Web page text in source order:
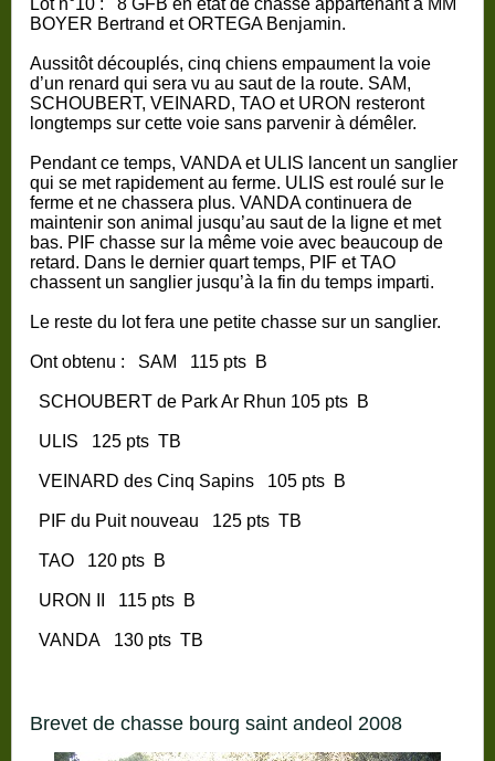
Lot n°10 :
8 GFB en état de chasse appartenant à MM
BOYER Bertrand et ORTEGA Benjamin.
Aussitôt découplés, cinq chiens empaument la voie
d’un renard qui sera vu au saut de la route. SAM,
SCHOUBERT, VEINARD, TAO et URON resteront
longtemps sur cette voie sans parvenir à démêler.
Pendant ce temps, VANDA et ULIS lancent un sanglier
qui se met rapidement au ferme. ULIS est roulé sur le
ferme et ne chassera plus. VANDA continuera de
maintenir son animal jusqu’au saut de la ligne et met
bas. PIF chasse sur la même voie avec beaucoup de
retard. Dans le dernier quart temps, PIF et TAO
chassent un sanglier jusqu’à la fin du temps imparti.
Le reste du lot fera une petite chasse sur un sanglier.
Ont obtenu : SAM 115 pts B
SCHOUBERT de Park Ar Rhun 105 pts B
ULIS 125 pts TB
VEINARD des Cinq Sapins 105 pts B
PIF du Puit nouveau 125 pts TB
TAO 120 pts B
URON II 115 pts B
VANDA 130 pts TB
brevet de chasse bourg saint andeol 2008